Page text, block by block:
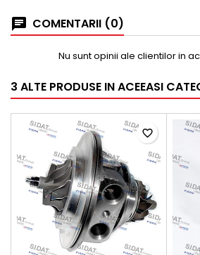
COMENTARII (0)
Nu sunt opinii ale clientilor in
3 ALTE PRODUSE IN ACEEASI
favorite_border